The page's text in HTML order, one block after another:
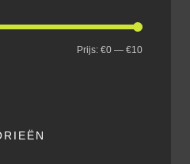
Prijs: €0 — €10